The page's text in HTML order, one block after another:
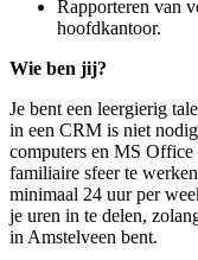
Rapporteren van
hoofdkantoor.
Wie ben jij?
Je bent een leergierig
in een CRM is niet
computers en MS Office
familiaire sfeer te
minimaal 24 uur per
je uren in te delen,
in Amstelveen bent.